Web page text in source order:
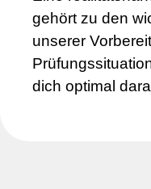
gehört zu den
unserer
dich optimal